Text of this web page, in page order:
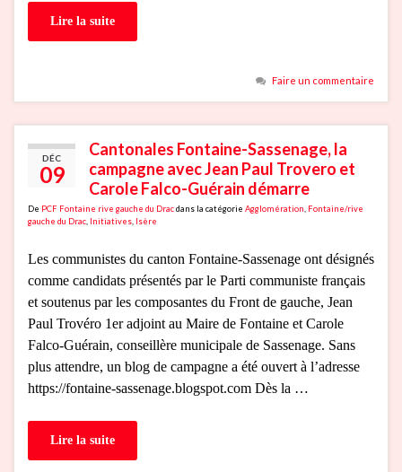
Lire la suite
Faire un commentaire
DÉC
09
Cantonales Fontaine-Sassenage, la
campagne avec Jean Paul Trovero et
Carole Falco-Guérain démarre
De PCF Fontaine rive gauche du Dracdans la catégorie Agglomération Fontaine/rive
gauche du Drac Initiatives Isère
Les communistes du canton Fontaine-Sassenage ont désignés
comme candidats présentés par le Parti communiste français
et soutenus par les composantes du Front de gauche, Jean
Paul Trovéro 1er adjoint au Maire de Fontaine et Carole
Falco-Guérain, conseillère municipale de Sassenage. Sans
plus attendre, un blog de campagne a été ouvert à l’adresse
https://fontaine-sassenage.blogspot.com Dès la …
Lire la suite